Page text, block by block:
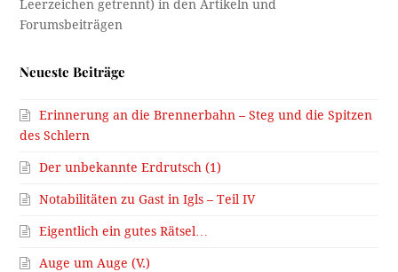
Neueste Beiträge
Erinnerung an die Brennerbahn – Steg und die Spitzen
des Schlern
Der unbekannte Erdrutsch (1)
Notabilitäten zu Gast in Igls – Teil IV
Eigentlich ein gutes Rätsel…
Auge um Auge (V.)